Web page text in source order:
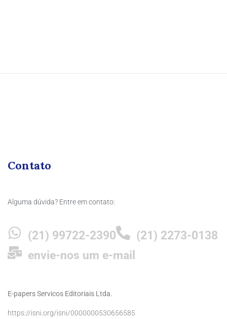
Contato
Alguma dúvida? Entre em contato:
(21) 99722-2390
(21) 2273-0138
envie-nos um e-mail
E-papers Servicos Editoriais Ltda.
https://isni.org/isni/0000000530656585